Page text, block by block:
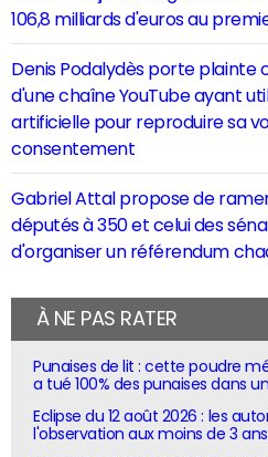
106,8 milliards d'euros au
Denis Podalydès porte plainte
d'une chaîne YouTube ayant
artificielle pour reproduire sa
consentement
Gabriel Attal propose de
députés à 350 et celui des
d'organiser un référendum
À NE PAS RATER
Punaises de lit : cette poudre
a tué 100% des punaises dans
Eclipse du 12 août 2026 : les
l'observation aux moins de 3